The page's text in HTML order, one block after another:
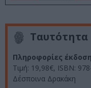
Ταυτότητα
Πληροφορίες
Τιμή: 19,98€, ISBN:
Δέσποινα Δρακάκη